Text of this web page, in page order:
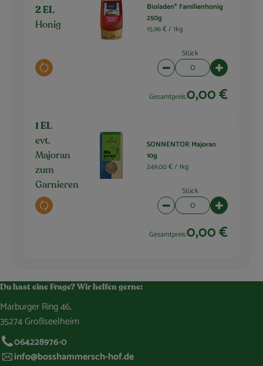
2 EL
Honig
Auswahl ändern
Bioladen* Familienhonig
250g
15,96 € /1kg
Stück
Artikelanzahl verringern
Gesamtpreis:0,00 €
1 EL
evt.
Majoran
zum
Garnieren
Auswahl ändern
SONNENTOR Majoran
10g
249,00 € /1kg
Stück
Artikelanzahl verringern
Gesamtpreis:0,00 €
Du hast eine Frage? Wir helfen gerne:
Marburger Ring 46,
35274 Großseelheim
064228976-0
info@bosshammersch-hof.de